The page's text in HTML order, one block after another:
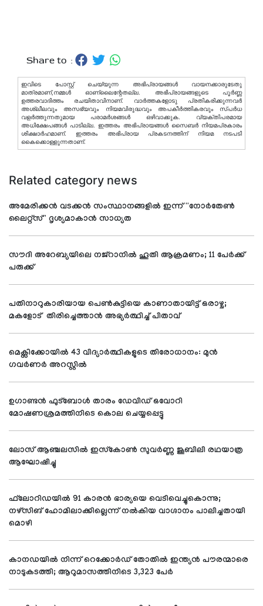
Share to :
ഇവിടെ പോസ്റ്റ് ചെയ്യുന്ന അഭിപ്രായങ്ങള്‍ വായനക്കാരുടേതു
മാത്രമാണ്,നമ്മൾ ഓണ്ലൈന്റേതല്ല. അഭിപ്രായങ്ങളുടെ പൂർണ്ണ
ഉത്തരവാദിത്തം രചയിതാവിനാണ്. വാര്‍ത്തകളോടു പ്രതികരിക്കുന്നവര്‍
അശ്ലീലവും അസഭ്യവും നിയമവിരുദ്ധവും അപകീര്‍ത്തികരവും സ്പര്‍ധ
വളര്‍ത്തുന്നതുമായ പരാമര്‍ശങ്ങള്‍ ഒഴിവാക്കുക. വ്യക്തിപരമായ
അധിക്ഷേപങ്ങള്‍ പാടില്ല. ഇത്തരം അഭിപ്രായങ്ങള്‍ സൈബര്‍ നിയമപ്രകാരം
ശിക്ഷാര്‍ഹമാണ്. ഇത്തരം അഭിപ്രായ പ്രകടനത്തിന് നിയമ നടപടി
കൈക്കൊള്ളുന്നതാണ്.
Related category news
അമേരിക്കന്‍ വടക്കന്‍ സംസ്ഥാനങ്ങളില്‍ ഇന്ന് ''നോര്‍തേണ്‍
ലൈറ്റ്‌സ്'' ദൃശ്യമാകാന്‍ സാധ്യത
സൗദി അറേബ്യയിലെ നജ്റാനില്‍ ഹൂതി ആക്രമണം; 11 പേര്‍ക്ക്
പരുക്ക്
പതിനാറുകാരിയായ പെണ്‍കുട്ടിയെ കാണാതായിട്ട് ഒരാഴ്ച;
മകളോട് തിരിച്ചെത്താന്‍ അഭ്യര്‍ത്ഥിച്ച് പിതാവ്
മെക്സിക്കോയില്‍ 43 വിദ്യാര്‍ത്ഥികളുടെ തിരോധാനം: മുന്‍
ഗവര്‍ണര്‍ അറസ്റ്റില്‍
ഉഗാണ്ടന്‍ ഫുട്‌ബോള്‍ താരം ഡേവിഡ് ഒവോറി
മോഷണശ്രമത്തിനിടെ കൊല ചെയ്യപ്പെട്ടു
ലോസ് ആഞ്ചലസില്‍ ഇസ്‌കോണ്‍ സുവര്‍ണ്ണ ജൂബിലി രഥയാത്ര
ആഘോഷിച്ചു
ഫ്‌ലോറിഡയില്‍ 91 കാരന്‍ ഭാര്യയെ വെടിവെച്ചുകൊന്നു;
നഴ്‌സിങ് ഹോമിലാക്കില്ലെന്ന് നല്‍കിയ വാഗ്ദാനം പാലിച്ചതായി
മൊഴി
കാനഡയില്‍ നിന്ന് റെക്കോര്‍ഡ് തോതില്‍ ഇന്ത്യന്‍ പൗരന്മാരെ
നാടുകടത്തി; ആറുമാസത്തിനിടെ 3,323 പേര്‍